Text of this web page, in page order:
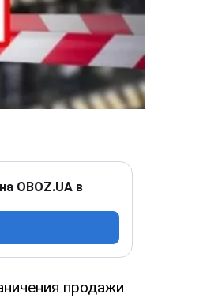
OBOZ.UA в
продажи